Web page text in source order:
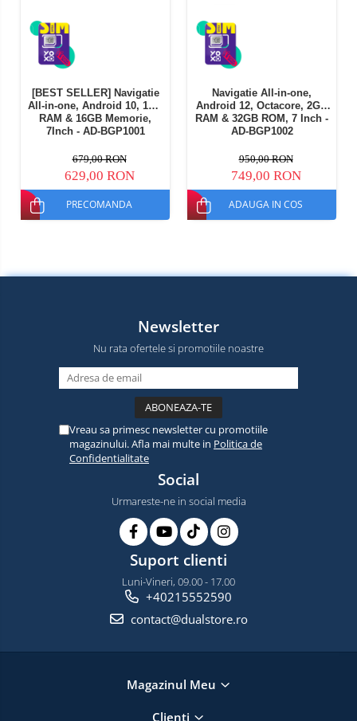
[BEST SELLER] Navigatie
All-in-one, Android 10, 1GB
RAM & 16GB Memorie,
7Inch - AD-BGP1001
679,00 RON
629,00 RON
PRECOMANDA
Navigatie All-in-one,
Android 12, Octacore, 2GB
RAM & 32GB ROM, 7 Inch -
AD-BGP1002
950,00 RON
749,00 RON
ADAUGA IN COS
Newsletter
Nu rata ofertele si promotiile noastre
Vreau sa primesc newsletter cu promotiile
magazinului. Afla mai multe in Politica de
Confidentialitate
Social
Urmareste-ne in social media
Suport clienti
Luni-Vineri, 09.00 - 17.00
+40215552590
contact@dualstore.ro
Magazinul Meu
Clienti